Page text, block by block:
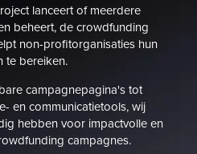
lanceert of meerdere
beheert, de crowdfunding
non-profitorganisaties hun
te bereiken.
campagnepagina's tot
en communicatietools, wij
hebben voor impactvolle en
campagnes.